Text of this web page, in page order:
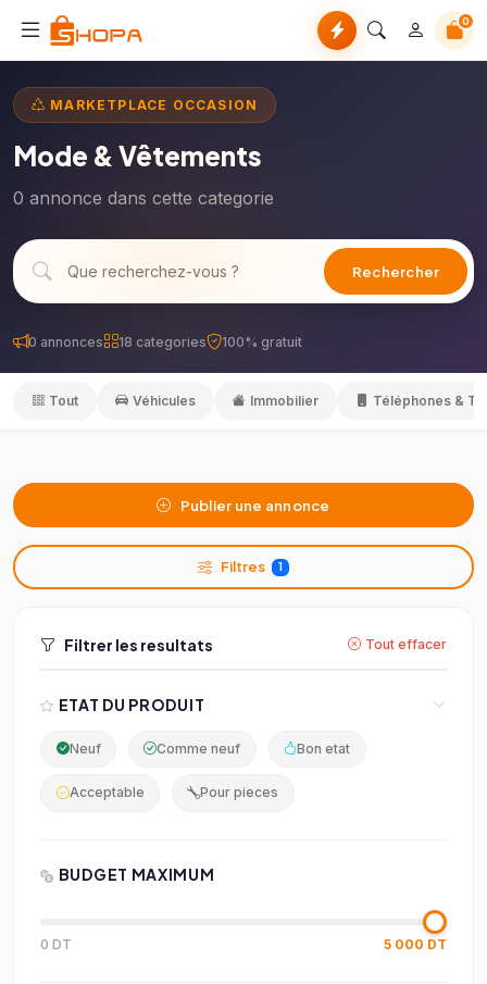
0
MARKETPLACE OCCASION
Mode & Vêtements
0 annonce dans cette categorie
Rechercher
0 annonces 18 categories 100% gratuit
Tout Véhicules Immobilier Téléphones &
Publier une annonce
Filtres 1
Filtrer les resultats Tout effacer
ETAT DU PRODUIT
Neuf Comme neuf Bon etat
Acceptable Pour pieces
BUDGET MAXIMUM
0 DT 5 000 DT